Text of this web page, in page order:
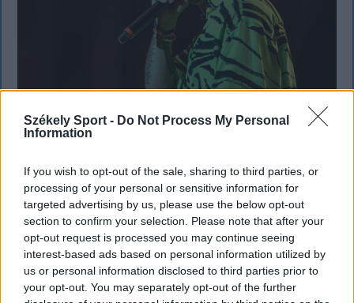
Székely Sport - Do Not Process My Personal
Information
If you wish to opt-out of the sale, sharing to third parties, or
processing of your personal or sensitive information for
targeted advertising by us, please use the below opt-out
section to confirm your selection. Please note that after your
opt-out request is processed you may continue seeing
interest-based ads based on personal information utilized by
us or personal information disclosed to third parties prior to
your opt-out. You may separately opt-out of the further
KRÓNIKA
Majka életveszélyes fenyegetés miatt
lemondta erdélyi koncertjét
Majka életveszélyes fenyegetést kapott, és emiatt
lemondta a sepsiszentgyörgyi SIC Fesztre tervezett
koncertjét. Majka ezt szerdán a Facebook-oldalán
jelentette be.